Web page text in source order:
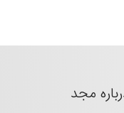
مجد